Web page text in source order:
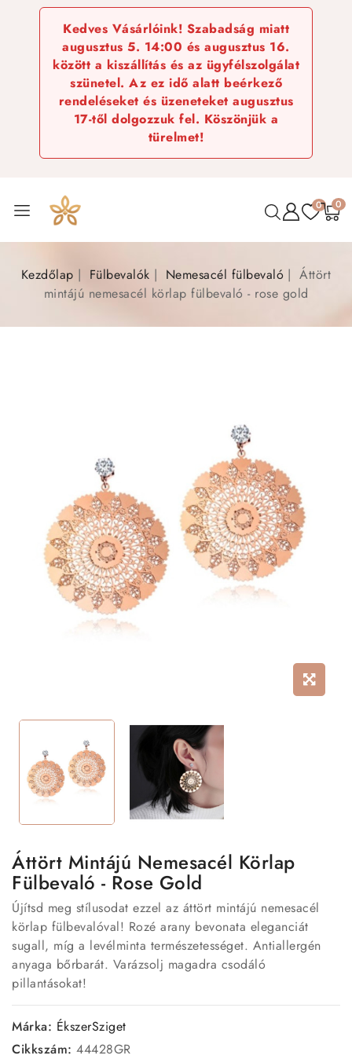
Kedves Vásárlóink! Szabadság miatt
augusztus 5. 14:00 és augusztus 16.
között a kiszállítás és az ügyfélszolgálat
szünetel. Az ez idő alatt beérkező
rendeléseket és üzeneteket augusztus
17-től dolgozzuk fel. Köszönjük a
türelmet!
0 0
Kezdőlap Fülbevalók Nemesacél fülbevaló
Áttört
mintájú nemesacél körlap fülbevaló - rose gold
Áttört Mintájú Nemesacél Körlap
Fülbevaló - Rose Gold
Újítsd meg stílusodat ezzel az áttört mintájú nemesacél
körlap fülbevalóval! Rozé arany bevonata eleganciát
sugall, míg a levélminta természetességet. Antiallergén
anyaga bőrbarát. Varázsolj magadra csodáló
pillantásokat!
Márka: ÉkszerSziget
Cikkszám: 44428GR